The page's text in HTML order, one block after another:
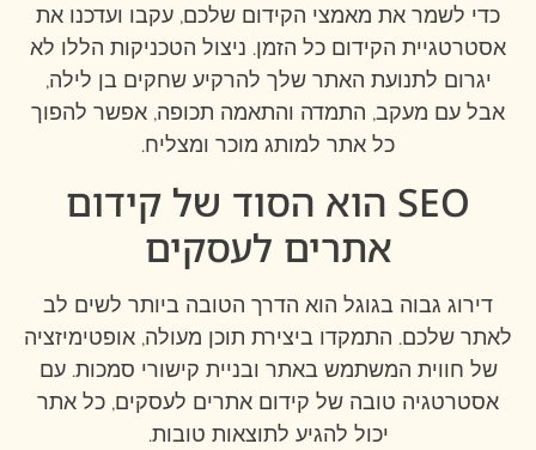
כדי לשמר את מאמצי הקידום שלכם, עקבו ועדכנו את
אסטרטגיית הקידום כל הזמן. ניצול הטכניקות הללו לא
יגרום לתנועת האתר שלך להרקיע שחקים בן לילה,
אבל עם מעקב, התמדה והתאמה תכופה, אפשר להפוך
כל אתר למותג מוכר ומצליח.
SEO הוא הסוד של קידום
אתרים לעסקים
דירוג גבוה בגוגל הוא הדרך הטובה ביותר לשים לב
לאתר שלכם. התמקדו ביצירת תוכן מעולה, אופטימיזציה
של חווית המשתמש באתר ובניית קישורי סמכות. עם
אסטרטגיה טובה של קידום אתרים לעסקים, כל אתר
יכול להגיע לתוצאות טובות.